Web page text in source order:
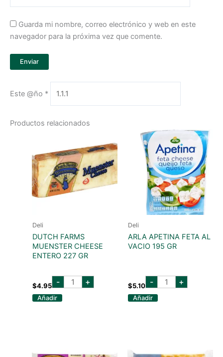
Guarda mi nombre, correo electrónico y web en este
navegador para la próxima vez que comente.
Este @ño *
Productos relacionados
Deli
DUTCH FARMS
MUENSTER CHEESE
ENTERO 227 GR
$4.95 - DUTCH
FARMS+
Añadir
Deli
ARLA APETINA FETA AL
VACIO 195 GR
$5.10 - ARLA
APETINA
FETA
AL
+
Añadir